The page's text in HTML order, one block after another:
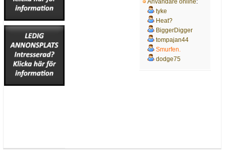
Användare online:
tyke
Heat?
BiggerDigger
tompajan44
Smurfen.
dodge75